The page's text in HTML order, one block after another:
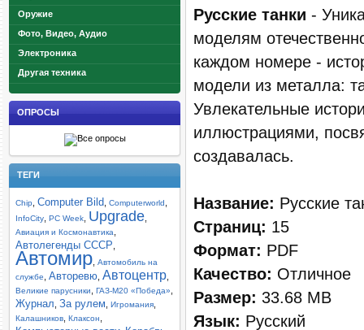
Оружие
Фото, Видео, Аудио
Электроника
Другая техника
ОПРОСЫ
ТЕГИ
Chip Computer Bild Computerworld
InfoCity PC Week Upgrade
Авиация и Космонавтика
Автолегенды СССР
Автомир Автомобиль на
службе
Авторевю Автоцентр
Великие парусники ГАЗ-М20 «Победа»
Журнал За рулем Игромания
Калашников Клаксон
Русские танки -
моделям
каждом номере -
модели из металла:
Увлекательные
иллюстрациями,
создавалась.
Название: Русские
Страниц: 15
Формат: PDF
Качество: Отличное
Размер: 33.68 MB
Язык: Русский